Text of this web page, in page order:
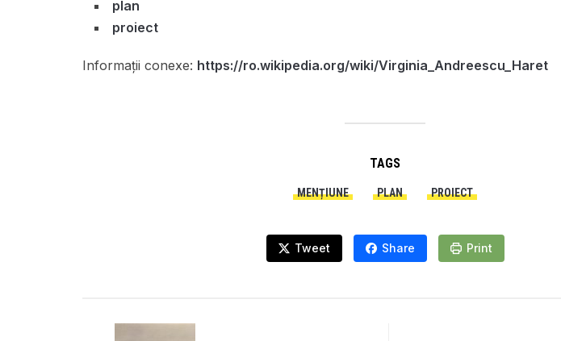
plan
proiect
Informații conexe: https://ro.wikipedia.org/wiki/Virginia_Andreescu_Haret
TAGS
MENȚIUNE PLAN PROIECT
Tweet Share Print